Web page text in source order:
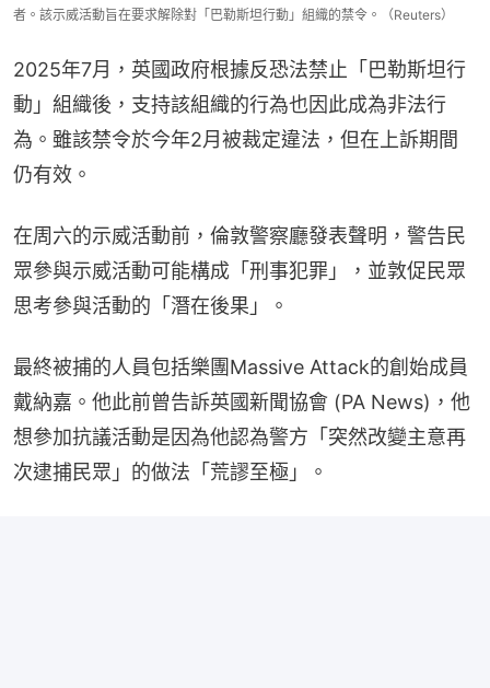
者。該示威活動旨在要求解除對「巴勒斯坦行動」組織的禁令。（Reuters）
2025年7月，英國政府根據反恐法禁止「巴勒斯坦行
動」組織後，支持該組織的行為也因此成為非法行
為。雖該禁令於今年2月被裁定違法，但在上訴期間
仍有效。
在周六的示威活動前，倫敦警察廳發表聲明，警告民
眾參與示威活動可能構成「刑事犯罪」，並敦促民眾
思考參與活動的「潛在後果」。
最終被捕的人員包括樂團Massive Attack的創始成員
戴納嘉。他此前曾告訴英國新聞協會 (PA News)，他
想參加抗議活動是因為他認為警方「突然改變主意再
次逮捕民眾」的做法「荒謬至極」。